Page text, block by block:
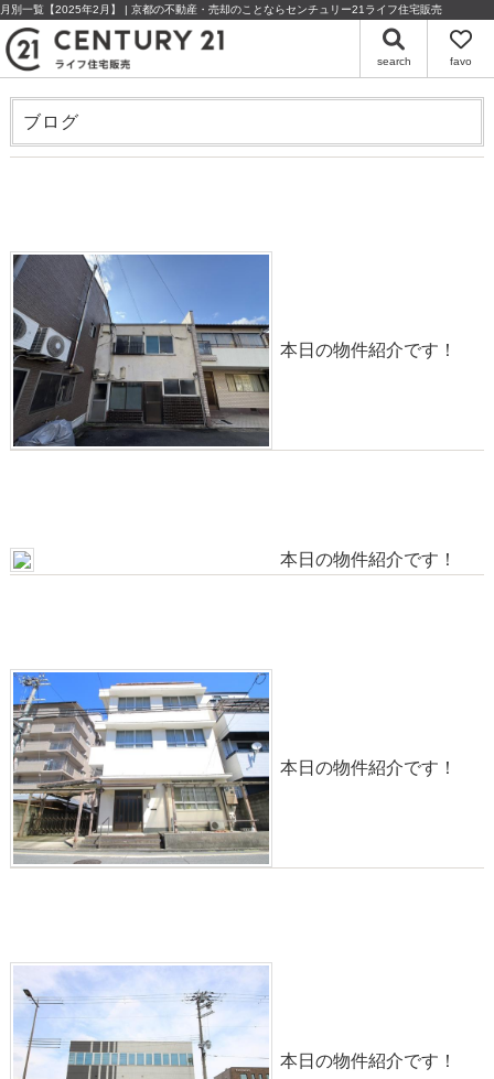
月別一覧【2025年2月】 | 京都の不動産・売却のことならセンチュリー21ライフ住宅販売
search favo
ブログ
本日の物件紹介です！
本日の物件紹介です！
本日の物件紹介です！
本日の物件紹介です！